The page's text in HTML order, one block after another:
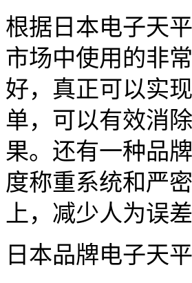
根据日本电子天
市场中使用的非
好，真正可以实
单，可以有效消
果。还有一种品
度称重系统和严
上，减少人为误
日本品牌电子天